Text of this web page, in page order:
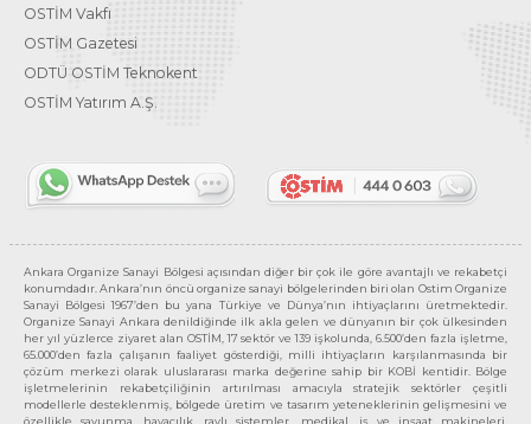
OSTİM Vakfı
OSTİM Gazetesi
ODTÜ OSTİM Teknokent
OSTİM Yatırım A.Ş.
Ankara Organize Sanayi Bölgesi açısından diğer bir çok ile göre avantajlı ve rekabetçi
konumdadır. Ankara’nın öncü organize sanayi bölgelerinden biri olan Ostim Organize
Sanayi Bölgesi 1967’den bu yana Türkiye ve Dünya’nın ihtiyaçlarını üretmektedir.
Organize Sanayi Ankara denildiğinde ilk akla gelen ve dünyanın bir çok ülkesinden
her yıl yüzlerce ziyaret alan OSTİM, 17 sektör ve 139 işkolunda, 6.500’den fazla işletme,
65.000’den fazla çalışanın faaliyet gösterdiği, milli ihtiyaçların karşılanmasında bir
çözüm merkezi olarak uluslararası marka değerine sahip bir KOBİ kentidir. Bölge
işletmelerinin rekabetçiliğinin artırılması amacıyla stratejik sektörler çeşitli
modellerle desteklenmiş, bölgede üretim ve tasarım yeteneklerinin gelişmesini ve
özellikle savunma, havacılık, raylı sistemler, medikal, iş ve inşaat makineleri,